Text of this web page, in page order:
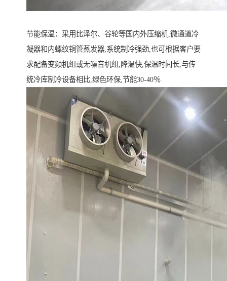
节能保温：采用比泽尔、谷轮等国内外压缩机,微通道冷
凝器和内螺纹铜管蒸发器,系统制冷强劲,也可根据客户要
求配备变频机组或无噪音机组,降温快,保温时间长,与传
统冷库制冷设备相比,绿色环保,节能30-40％